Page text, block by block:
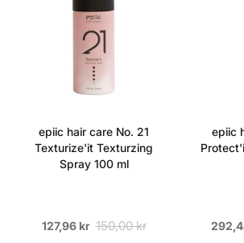
epiic hair care No. 21
Texturize'it Texturzing
Spray 100 ml
127,96 kr 150,00 kr
epiic